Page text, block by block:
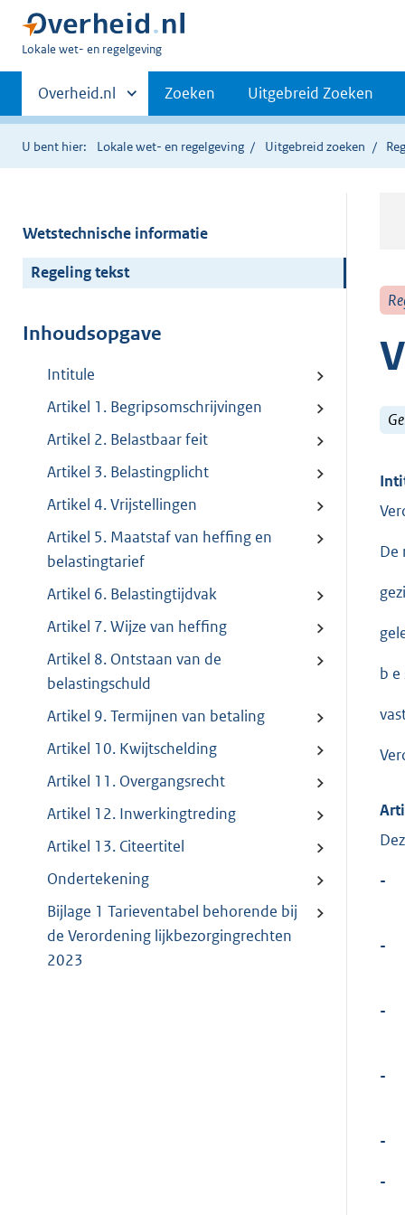
U
hier:
Lokale wet- en regelgeving
Primaire
navigatie
Andere
sites
binnen
Overheid.nl Zoeken Uitgebreid Zoeken
U bent hier: Lokale wet- en regelgeving Uitgebreid zoeken
Wetstechnische informatie
Regeling tekst
Inhoudsopgave
Intitule
Artikel 1. Begripsomschrijvingen
Artikel 2. Belastbaar feit
Artikel 3. Belastingplicht
Artikel 4. Vrijstellingen
Artikel 5. Maatstaf van heffing en
belastingtarief
Artikel 6. Belastingtijdvak
Artikel 7. Wijze van heffing
Artikel 8. Ontstaan van de
belastingschuld
Artikel 9. Termijnen van betaling
Artikel 10. Kwijtschelding
Artikel 11. Overgangsrecht
Artikel 12. Inwerkingtreding
Artikel 13. Citeertitel
Ondertekening
Bijlage 1 Tarieventabel behorende bij
de Verordening lijkbezorgingrechten
2023
De
b e
-
-
-
-
-
-